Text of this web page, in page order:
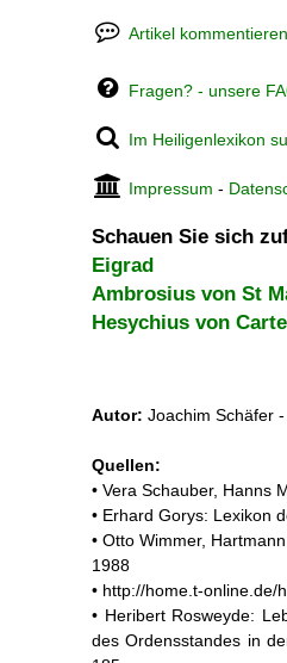
Artikel
Fragen? - unsere
Im Heiligenlexikon
Impressum -
Schauen Sie sich
Eigrad
Ambrosius von St
Hesychius von
Autor: Joachim Schäfer -
Quellen:
• Vera Schauber, Hanns
• Erhard Gorys: Lexikon
• Otto Wimmer,
1988
• http://home.t-online.de/
• Heribert Rosweyde:
des Ordensstandes in